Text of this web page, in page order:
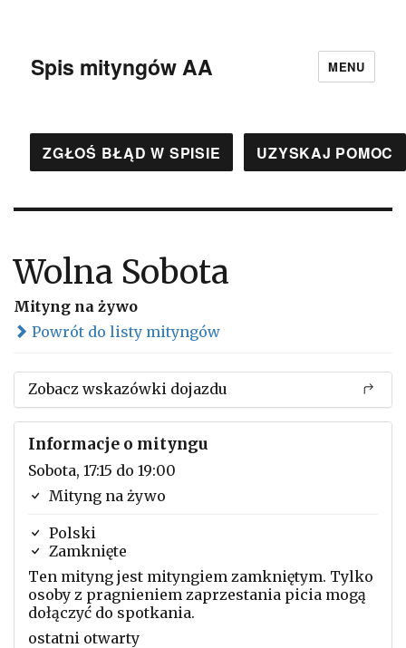
Spis mityngów AA MENU
ZGŁOŚ BŁĄD W SPISIE UZYSKAJ POMOC
Wolna Sobota
Mityng na żywo
Powrót do listy mityngów
Zobacz wskazówki dojazdu
Informacje o mityngu
Sobota, 17:15 do 19:00
Mityng na żywo
Polski
Zamknięte
Ten mityng jest mityngiem zamkniętym. Tylko
osoby z pragnieniem zaprzestania picia mogą
dołączyć do spotkania.
ostatni otwarty